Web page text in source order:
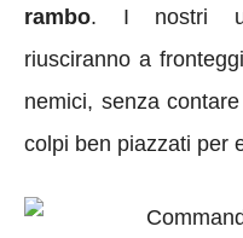
rambo. I nostri
riusciranno a
nemici, senza
colpi ben piazzati per